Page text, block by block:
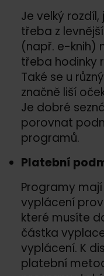
Je velký
třeba z
(např. e-knih)
třeba hodinky
Také se u
značně liší
Je dobré
porovnat
programů.
Platební
Programy
vyplácení
které musíte
částka
vyplácení. K
platební